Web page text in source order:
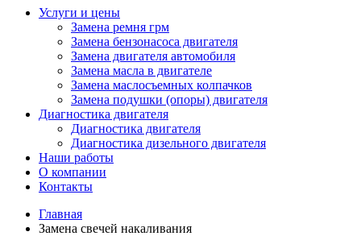
Услуги и цены
Замена ремня грм
Замена бензонасоса двигателя
Замена двигателя автомобиля
Замена масла в двигателе
Замена маслосъемных колпачков
Замена подушки (опоры) двигателя
Диагностика двигателя
Диагностика двигателя
Диагностика дизельного двигателя
Наши работы
О компании
Контакты
Главная
Замена свечей накаливания